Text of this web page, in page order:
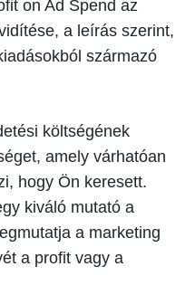
on Ad Spend az
a leírás szerint,
származó
költségének
amely várhatóan
hogy Ön keresett.
kiváló mutató a
a marketing
a profit vagy a